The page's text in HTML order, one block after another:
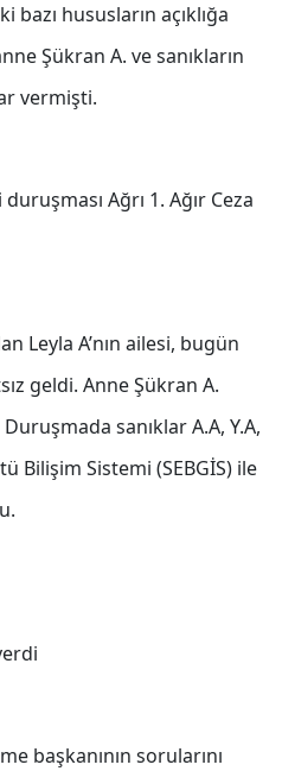
hususların açıklığa
Şükran A. ve sanıkların
vermişti.
Ağrı 1. Ağır Ceza
Leyla A’nın ailesi, bugün
geldi. Anne Şükran A.
sanıklar A.A, Y.A,
Bilişim Sistemi (SEBGİS) ile
başkanının sorularını